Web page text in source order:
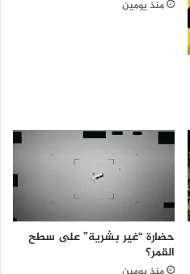
منذ يومين
حضارة “غير بشرية” على سطح
القمر؟